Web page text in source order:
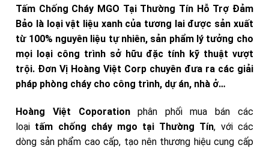
Tấm Chống Cháy MGO Tại Thường Tín Hỗ Trợ Đảm
Bảo là loại vật liệu xanh của tương lai được sản xuất
từ 100% nguyên liệu tự nhiên, sản phẩm lý tưởng cho
mọi loại công trình sở hữu đặc tính kỹ thuật vượt
trội. Đơn Vị Hoàng Việt Corp chuyên đưa ra các giải
pháp phòng cháy cho công trình, dự án, nhà ở…
Hoàng Việt Coporationphân phối mua bán các
loại tấm chống cháy mgo tại Thường Tín, với các
dòng sản phẩm cao cấp, tạo nên thương hiệu cung cấp